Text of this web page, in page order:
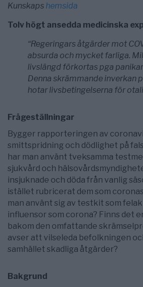
Kunskaps hemsida
Tolv högt ansedda medicinska
“Regeringars åtgärder mot
absurda och mycket farliga.
livslängd förkortas pga
Denna skrämmande inverkan
hotar livsbetingelserna för
Frågeställningar
Bygger rapporteringen av
smittspridning och dödlighet på
har man använt tveksamma
sjukvård och
insjuknade och döda från vanlig
istället rubricerat dem som
man använt sig av testkit som
influensor som corona? Finns det
bakom den omfattande
avser att vilseleda befolkningen
samhället skadliga åtgärder?
Bakgrund